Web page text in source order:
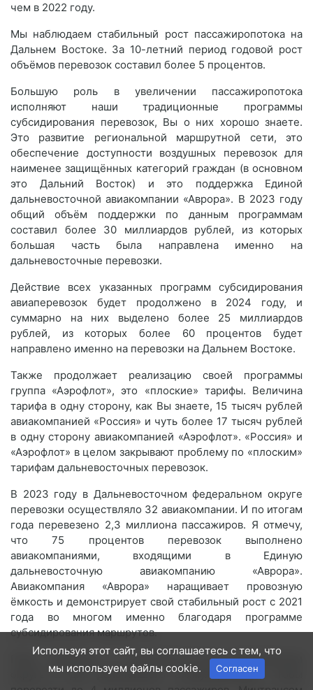
чем в 2022 году.
Мы наблюдаем стабильный рост пассажиропотока на
Дальнем Востоке. За 10-летний период годовой рост
объёмов перевозок составил более 5 процентов.
Большую роль в увеличении пассажиропотока
исполняют наши традиционные программы
субсидирования перевозок, Вы о них хорошо знаете.
Это развитие региональной маршрутной сети, это
обеспечение доступности воздушных перевозок для
наименее защищённых категорий граждан (в основном
это Дальний Восток) и это поддержка Единой
дальневосточной авиакомпании «Аврора». В 2023 году
общий объём поддержки по данным программам
составил более 30 миллиардов рублей, из которых
большая часть была направлена именно на
дальневосточные перевозки.
Действие всех указанных программ субсидирования
авиаперевозок будет продолжено в 2024 году, и
суммарно на них выделено более 25 миллиардов
рублей, из которых более 60 процентов будет
направлено именно на перевозки на Дальнем Востоке.
Также продолжает реализацию своей программы
группа «Аэрофлот», это «плоские» тарифы. Величина
тарифа в одну сторону, как Вы знаете, 15 тысяч рублей
авиакомпанией «Россия» и чуть более 17 тысяч рублей
в одну сторону авиакомпанией «Аэрофлот». «Россия» и
«Аэрофлот» в целом закрывают проблему по «плоским»
тарифам дальневосточных перевозок.
В 2023 году в Дальневосточном федеральном округе
перевозки осуществляло 32 авиакомпании. И по итогам
года перевезено 2,3 миллиона пассажиров. Я отмечу,
что 75 процентов перевозок выполнено
авиакомпаниями, входящими в Единую
дальневосточную авиакомпанию «Аврора».
Авиакомпания «Аврора» наращивает провозную
ёмкость и демонстрирует свой стабильный рост с 2021
года во многом именно благодаря программе
субсидирования маршрутов.
План перевозок в Дальневосточном федеральном
округе и для дальнейшего стимулирования, чтобы
Используя этот сайт, вы соглашаетесь с тем, что
мы используем файлы cookie.
Согласен